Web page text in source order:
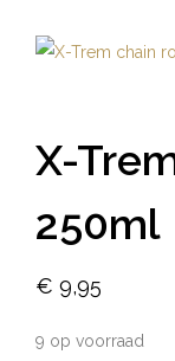
X-
250ml
€ 9,95
9 op voorraad